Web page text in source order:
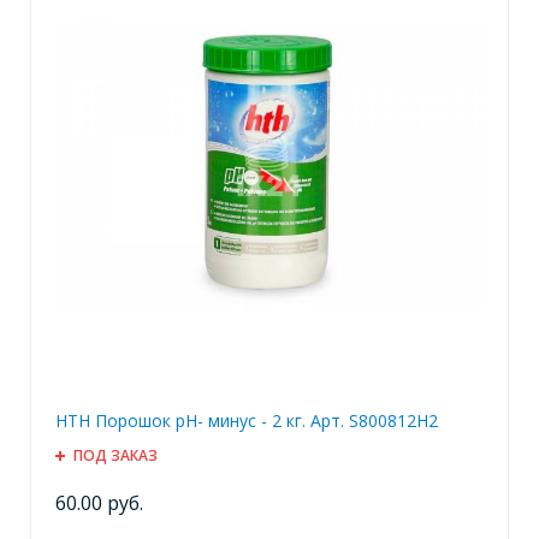
HTH Порошок pH- минус - 2 кг. Арт. S800812H2
ПОД ЗАКАЗ
60.00 руб.